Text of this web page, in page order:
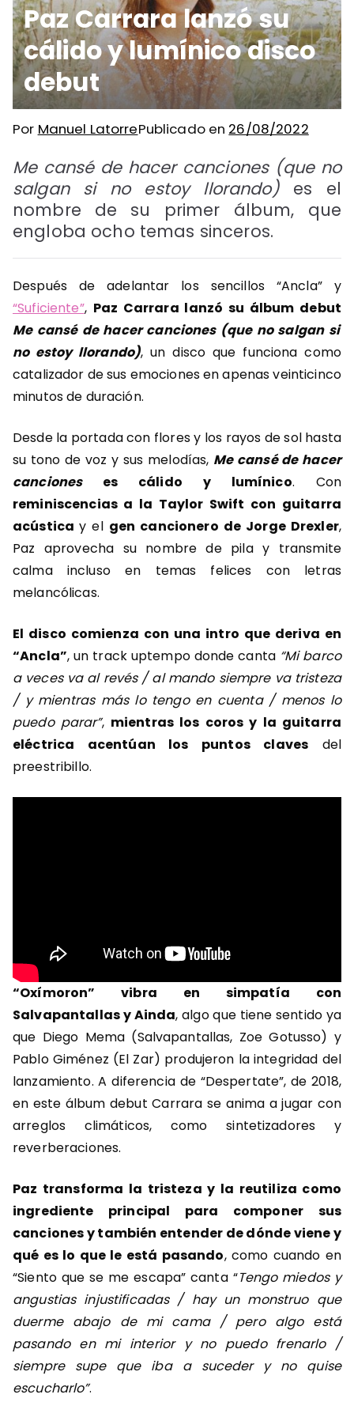
Paz Carrara lanzó su
cálido y lumínico disco
debut
Por Manuel LatorrePublicado en 26/08/2022
Me cansé de hacer canciones (que no
salgan si no estoy llorando) es el
nombre de su primer álbum, que
engloba ocho temas sinceros.
Después de adelantar los sencillos “Ancla” y
“Suficiente”, Paz Carrara lanzó su álbum debut
Me cansé de hacer canciones (que no salgan si
no estoy llorando), un disco que funciona como
catalizador de sus emociones en apenas veinticinco
minutos de duración.
Desde la portada con flores y los rayos de sol hasta
su tono de voz y sus melodías, Me cansé de hacer
canciones es cálido y lumínico. Con
reminiscencias a la Taylor Swift con guitarra
acústicay el gen cancionero de Jorge Drexler,
Paz aprovecha su nombre de pila y transmite
calma incluso en temas felices con letras
melancólicas.
El disco comienza con una intro que deriva en
“Ancla”, un track uptempo donde canta “Mi barco
a veces va al revés / al mando siempre va tristeza
/ y mientras más lo tengo en cuenta / menos lo
puedo parar”, mientras los coros y la guitarra
eléctrica acentúan los puntos claves del
preestribillo.
“Oxímoron” vibra en simpatía con
Salvapantallas y Ainda, algo que tiene sentido ya
que Diego Mema (Salvapantallas, Zoe Gotusso) y
Pablo Giménez (El Zar) produjeron la integridad del
lanzamiento. A diferencia de “Despertate”, de 2018,
en este álbum debut Carrara se anima a jugar con
arreglos climáticos, como sintetizadores y
reverberaciones.
Paz transforma la tristeza y la reutiliza como
ingrediente principal para componer sus
canciones y también entender de dónde viene y
qué es lo que le está pasando, como cuando en
“Siento que se me escapa” canta “Tengo miedos y
angustias injustificadas / hay un monstruo que
duerme abajo de mi cama / pero algo está
pasando en mi interior y no puedo frenarlo /
siempre supe que iba a suceder y no quise
escucharlo”.